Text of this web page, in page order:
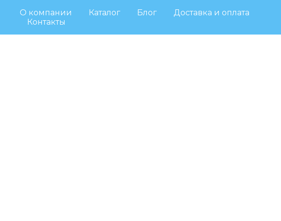
О компании Каталог Блог
Доставка и оплата
Контакты